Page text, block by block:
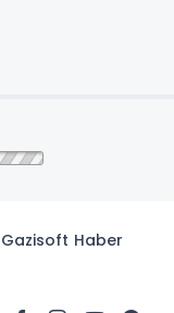
Haber